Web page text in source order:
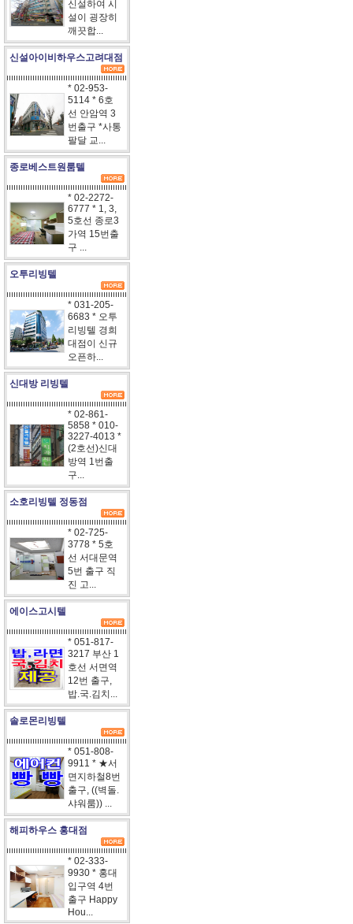
신설하여 시
설이 굉장히
깨끗합...
신설아이비하우스고려대점
* 02-953-
5114 * 6호
선 안암역 3
번출구 *사통
팔달 교...
종로베스트원룸텔
* 02-2272-
6777 * 1, 3,
5호선 종로3
가역 15번출
구 ...
오투리빙텔
* 031-205-
6683 * 오투
리빙텔 경희
대점이 신규
오픈하...
신대방 리빙텔
* 02-861-
5858 * 010-
3227-4013 *
(2호선)신대
방역 1번출
구...
소호리빙텔 정동점
* 02-725-
3778 * 5호
선 서대문역
5번 출구 직
진 고...
에이스고시텔
* 051-817-
3217 부산 1
호선 서면역
12번 출구,
밥.국.김치...
솔로몬리빙텔
* 051-808-
9911 * ★서
면지하철8번
출구, ((벽돌.
샤워룸)) ...
해피하우스 홍대점
* 02-333-
9930 * 홍대
입구역 4번
출구 Happy
Hou...